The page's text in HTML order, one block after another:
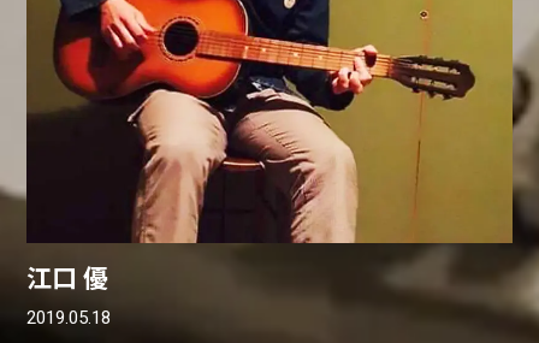
江口 優
2019.05.18